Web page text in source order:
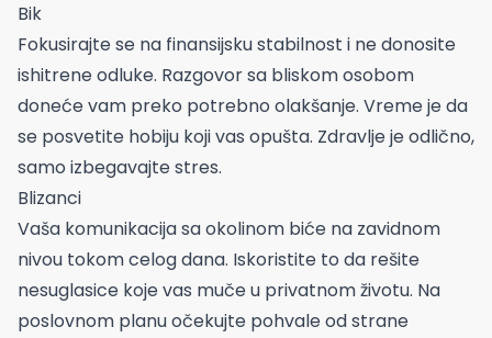
Bik
Fokusirajte se na finansijsku stabilnost i ne donosite
ishitrene odluke. Razgovor sa bliskom osobom
doneće vam preko potrebno olakšanje. Vreme je da
se posvetite hobiju koji vas opušta. Zdravlje je odlično,
samo izbegavajte stres.
Blizanci
Vaša komunikacija sa okolinom biće na zavidnom
nivou tokom celog dana. Iskoristite to da rešite
nesuglasice koje vas muče u privatnom životu. Na
poslovnom planu očekujte pohvale od strane